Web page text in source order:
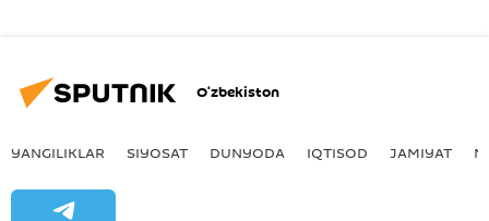
O‘zbekiston
YANGILIKLAR SIYOSAT DUNYODA IQTISOD JAMIYAT